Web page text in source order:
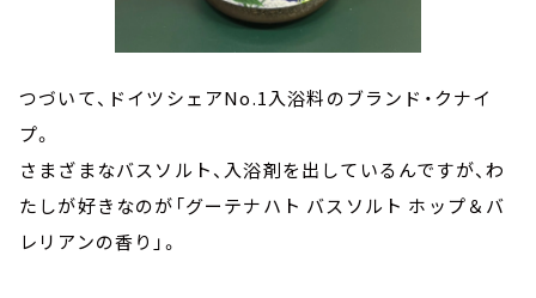
つづいて、ドイツシェアNo.1入浴料のブランド・クナイ
プ。
さまざまなバスソルト、入浴剤を出しているんですが、わ
たしが好きなのが「グーテナハト バスソルト ホップ＆バ
レリアンの香り」。